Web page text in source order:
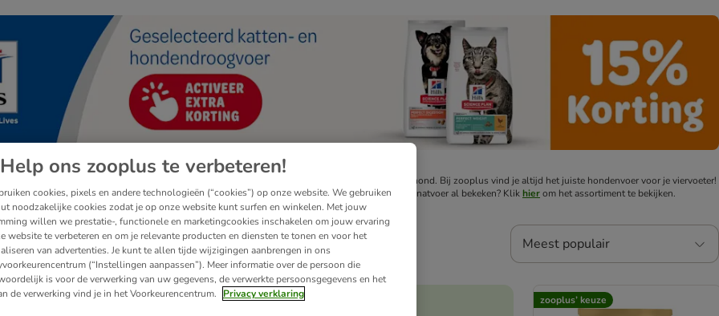
van droog hondenvoer
. Divers assortiment hondenvoer voor speciale behoeften van je hond. Bij zooplus vind je altijd het juiste hondenvoer voor je viervoeter!
kiezen van het juiste voer?Bekijk dan onzekeuzehulp.Heb je ons brede assortiment honden natvoer al bekeken? Klikhierom het assortiment te bekijken.
Meest populair
been changed
zooplus’ keuze zooplus’ keuze
Help ons zooplus te verbeteren!
cookies, pixels en andere technologieën (“cookies”) op onze website. We gebruiken
noodzakelijke cookies zodat je op onze website kunt surfen en winkelen. Met jouw
willen we prestatie-, functionele en marketingcookies inschakelen om jouw ervaring
website te verbeteren en om je relevante producten en diensten te tonen en voor het
van advertenties. Je kunt te allen tijde wijzigingen aanbrengen in ons
(“Instellingen aanpassen”). Meer informatie over de persoon die
is voor de verwerking van uw gegevens, de verwerkte persoonsgegevens en het
de verwerking vind je in het Voorkeurencentrum.
Privacy verklaring